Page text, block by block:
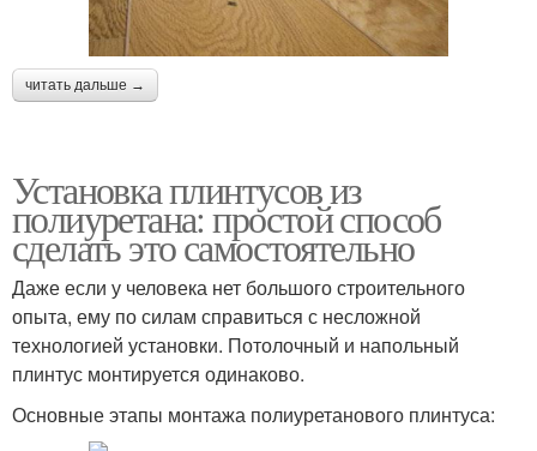
читать дальше →
Установка плинтусов из
полиуретана: простой способ
сделать это самостоятельно
Даже если у человека нет большого строительного
опыта, ему по силам справиться с несложной
технологией установки. Потолочный и напольный
плинтус монтируется одинаково.
Основные этапы монтажа полиуретанового плинтуса: